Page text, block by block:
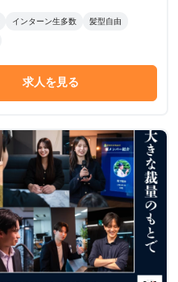
インターン生多数 髪型自由
求人を見る